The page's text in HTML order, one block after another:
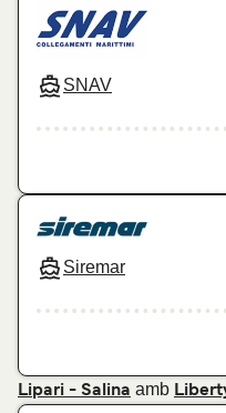
SNAV
Siremar
Lipari - Salina amb